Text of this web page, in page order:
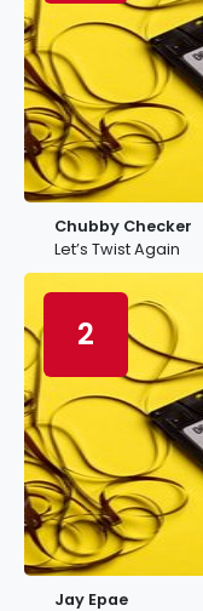
Chubby Checker
Let’s Twist Again
2
Jay Epae